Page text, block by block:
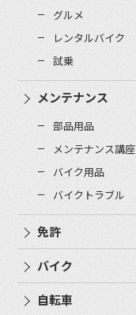
グルメ
レンタルバイク
試乗
メンテナンス
部品用品
メンテナンス講座
バイク用品
バイクトラブル
免許
バイク
自転車